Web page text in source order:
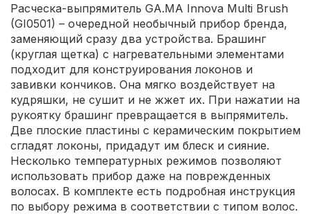
Расческа-выпрямитель GA.MA Innova Multi Brush
(GI0501) – очередной необычный прибор бренда,
заменяющий сразу два устройства. Брашинг
(круглая щетка) с нагревательными элементами
подходит для конструирования локонов и
завивки кончиков. Она мягко воздействует на
кудряшки, не сушит и не жжет их. При нажатии на
рукоятку брашинг превращается в выпрямитель.
Две плоские пластины с керамическим покрытием
сгладят локоны, придадут им блеск и сияние.
Несколько температурных режимов позволяют
использовать прибор даже на поврежденных
волосах. В комплекте есть подробная инструкция
по выбору режима в соответствии с типом волос.